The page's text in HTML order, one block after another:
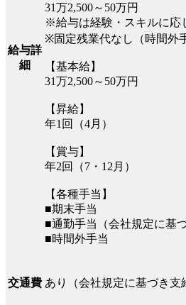
給与詳
細
31万2,500～50万円
※給与は経験・スキルに応
※固定残業代なし（時間外
【基本給】
31万2,500～50万円
【昇給】
年1回（4月）
【賞与】
年2回（7・12月）
【各種手当】
■期末手当
■通勤手当（会社規定に基
■時間外手当
交通費 あり（会社規定に基づき支